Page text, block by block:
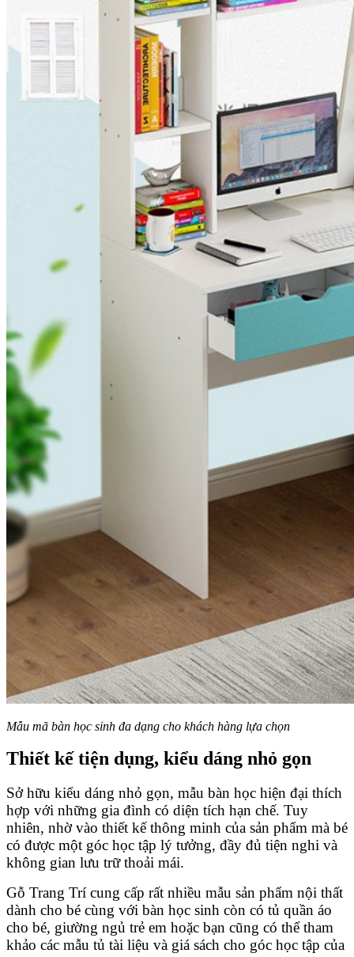
Mẫu mã bàn học sinh đa dạng cho khách hàng lựa chọn
Thiết kế tiện dụng, kiểu dáng nhỏ gọn
Sở hữu kiểu dáng nhỏ gọn, mẫu bàn học hiện đại thích
hợp với những gia đình có diện tích hạn chế. Tuy
nhiên, nhờ vào thiết kế thông minh của sản phẩm mà bé
có được một góc học tập lý tưởng, đầy đủ tiện nghi và
không gian lưu trữ thoải mái.
Gỗ Trang Trí cung cấp rất nhiều mẫu sản phẩm nội thất
dành cho bé cùng với bàn học sinh còn có tủ quần áo
cho bé, giường ngủ trẻ em hoặc bạn cũng có thể tham
khảo các mẫu tủ tài liệu và giá sách cho góc học tập của